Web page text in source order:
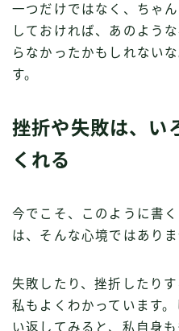
一つだけではなく、ちゃ
しておければ、あのよう
らなかったかもしれない
す。
挫折や失敗は、い
くれる
今でこそ、このように書
は、そんな心境ではありま
失敗したり、挫折したり
私もよくわかっています
い返してみると、私自身